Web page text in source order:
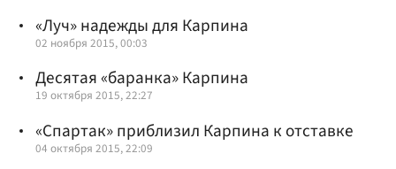
«Луч» надежды для Карпина
02 ноября 2015, 00:03
Десятая «баранка» Карпина
19 октября 2015, 22:27
«Спартак» приблизил Карпина к отставке
04 октября 2015, 22:09